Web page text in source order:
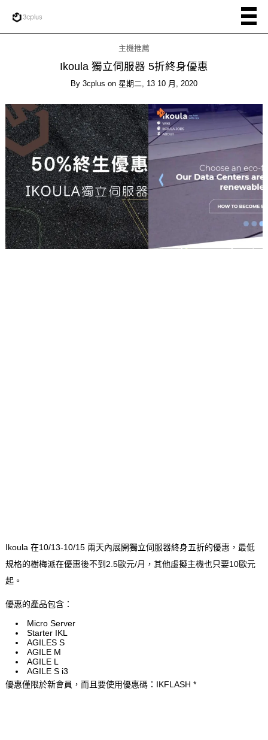
主機推薦
Ikoula 獨立伺服器 5折終身優惠
By 3cplus on 星期二, 13 10 月, 2020
Ikoula 在10/13-10/15 兩天內展開獨立伺服器終身五折的優惠，最低
規格的樹梅派在優惠後不到2.5歐元/月，其他虛擬主機也只要10歐元
起。
優惠的產品包含：
Micro Server
Starter IKL
AGILES S
AGILE M
AGILE L
AGILE S i3
優惠僅限於新會員，而且要使用優惠碼：IKFLASH *